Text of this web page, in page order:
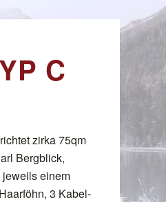
C
zirka 75qm
Bergblick,
jeweils einem
3 Kabel-